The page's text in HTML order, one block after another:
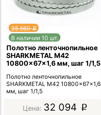
35 660p
В наличии 10 шт.
Полотно ленточнопильное
SHARKMETAL M42
10800×67×1,6 мм, шаг 1/1,5
Полотно ленточнопильное
SHARKMETAL M42 10800×67×1,6
мм, шаг 1/1,5
32 094 p